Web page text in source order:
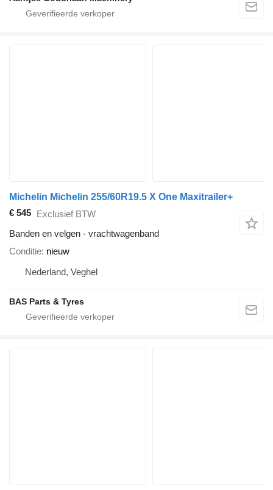
Michelin Michelin 255/60R19.5 X One Maxitrailer+
€ 545 Exclusief BTW
Banden en velgen - vrachtwagenband
Conditie nieuw
Nederland, Veghel
BAS Parts & Tyres